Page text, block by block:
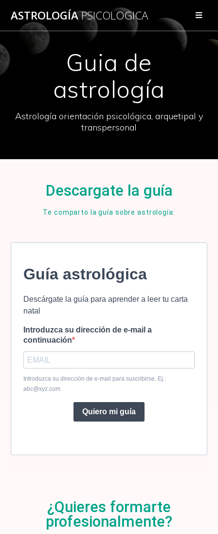
ASTROLOGÍAPSICOLOGICA
Guia de
astrología
Astrología orientación psicológica, arquetipal y
transpersonal
Descargate la guía
Te comparto la guía sobre astrología:
Guía astrológica
Descárgate la guía para aprender a leer tu carta
natal
Introduzca su dirección de e-mail a
continuación
Introduzca su dirección de e-mail para suscribirse. Ej.:
abc@xyz.com
Quiero mi guía
¿Quieres formarte
profesionalmente?